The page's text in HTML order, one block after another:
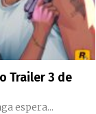
Trailer 3 de
de GTA 6 A longa espera...